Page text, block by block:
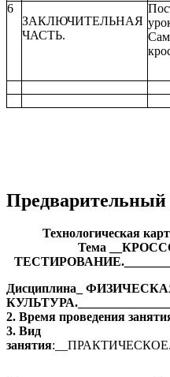
6
ЗАКЛЮЧИТЕЛЬНАЯ
ЧАСТЬ.
Предварительный
Технологическая
Тема
Дисциплина_
2. Время проведения
3. Вид
занятия